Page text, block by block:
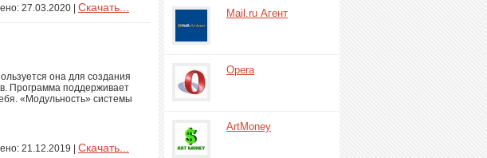
27.03.2020 | Скачать...
она для создания
Программа поддерживает
«Модульность» системы
21.12.2019 | Скачать...
Mail.ru Агент
Opera
ArtMoney